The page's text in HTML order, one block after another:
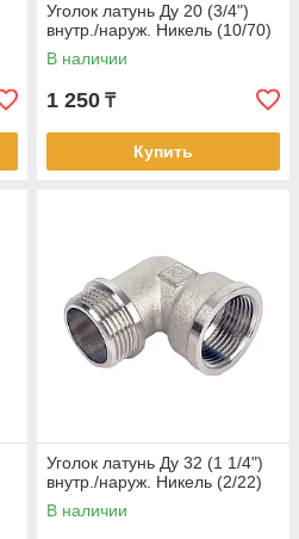
Уголок латунь Ду 20 (3/4")
внутр./наруж. Никель (10/70)
В наличии
1 250 ₸
Купить
Уголок латунь Ду 32 (1 1/4")
внутр./наруж. Никель (2/22)
В наличии